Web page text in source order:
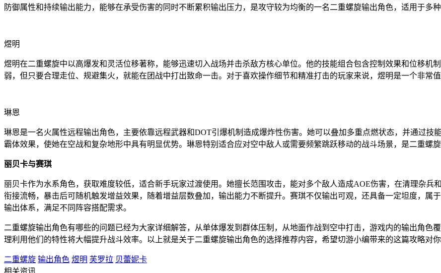
防御属性和持续输出能力，能够在承受伤害的同时不断累积输出压力，是攻守较为均衡的一名二重螺旋输出角色，适用于多种
煜明
煜明在二重螺旋中以高爆发和灵活位移著称，能够迅速切入战场并击杀敌方核心单位。他的技能组合包含控制效果和位移机
弱，但只要合理走位、规避集火，就能在团战中打出致命一击。对于喜欢操作细节和精准打击的玩家来说，煜明是一个非常值
琳恩
琳恩是一名火属性远程输出角色，主要依靠远程武器和DOT引爆机制造成爆炸性伤害。她可以叠加多重点燃状态，并通过技
霸体效果，使她在空战和复杂地形中具有明显优势。琳恩特别适合应对空中敌人或需要频繁跳跃移动的战斗场景，是二重螺
丽贝卡与赛琪
丽贝卡作为水系角色，获取难度较低，适合新手玩家过渡使用。她擅长范围攻击，能对多个敌人造成AOE伤害，在清理杂兵
衔接流畅，暴击后可随机触发增益效果，随着增益层数叠加，输出能力不断提升。赛琪不仅输出可观，还具备一定坦度，属
输出体系，满足不同阵容搭配需求。
二重螺旋输出角色有哪些的问题已经为大家详细解答，从单体爆发到群体压制，从地面作战到空中打击，游戏内的输出角色
理利用他们的特性将大幅提升战斗效率。以上就是关于二重螺旋输出角色的选择推荐内容，希望切游小编带来的这篇攻略对你
二重螺旋 输出角色 煜明 芙罗拉 贝蕾妮卡
相关资讯